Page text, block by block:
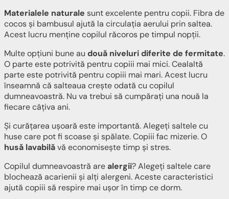
Materialele naturale sunt excelente pentru copii. Fibra de
cocos și bambusul ajută la circulația aerului prin saltea.
Acest lucru menține copilul răcoros pe timpul nopții.
Multe opțiuni bune au două niveluri diferite de fermitate.
O parte este potrivită pentru copiii mai mici. Cealaltă
parte este potrivită pentru copiii mai mari. Acest lucru
înseamnă că salteaua crește odată cu copilul
dumneavoastră. Nu va trebui să cumpărați una nouă la
fiecare câțiva ani.
Și curățarea ușoară este importantă. Alegeți saltele cu
huse care pot fi scoase și spălate. Copiii fac mizerie. O
husă lavabilăvă economisește timp și stres.
Copilul dumneavoastră arealergii? Alegeți saltele care
blochează acarienii și alți alergeni. Aceste caracteristici
ajută copiii să respire mai ușor în timp ce dorm.